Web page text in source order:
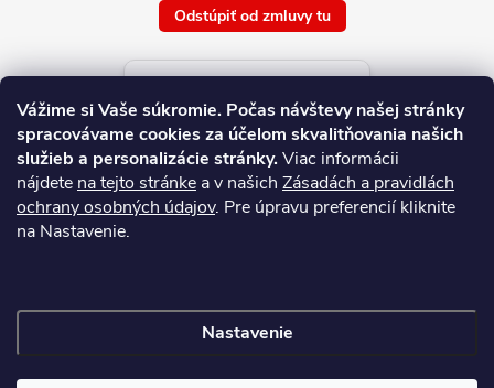
Vážime si Vaše súkromie. Počas návštevy našej stránky
spracovávame cookies za účelom skvalitňovania našich
služieb a personalizácie stránky.Viac informácii
nájdete na tejto stránke a v našich Zásadách a pravidlách
ochrany osobných údajov. Pre úpravu preferencií kliknite
na Nastavenie.
Nastavenie
Odstúpiť od zmluvy tu
Aktuálne ceny tovaru
platné od : 7/8/2026
Copyright 2026NAJ.SK. Všetky práva vyhradené.